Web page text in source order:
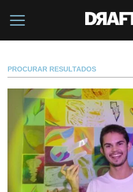
PROCURAR RESULTADOS